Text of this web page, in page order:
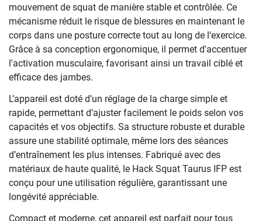
mouvement de squat de manière stable et contrôlée. Ce
mécanisme réduit le risque de blessures en maintenant le
corps dans une posture correcte tout au long de l'exercice.
Grâce à sa conception ergonomique, il permet d'accentuer
l'activation musculaire, favorisant ainsi un travail ciblé et
efficace des jambes.
L’appareil est doté d’un réglage de la charge simple et
rapide, permettant d’ajuster facilement le poids selon vos
capacités et vos objectifs. Sa structure robuste et durable
assure une stabilité optimale, même lors des séances
d’entraînement les plus intenses. Fabriqué avec des
matériaux de haute qualité, le Hack Squat Taurus IFP est
conçu pour une utilisation régulière, garantissant une
longévité appréciable.
Compact et moderne, cet appareil est parfait pour tous